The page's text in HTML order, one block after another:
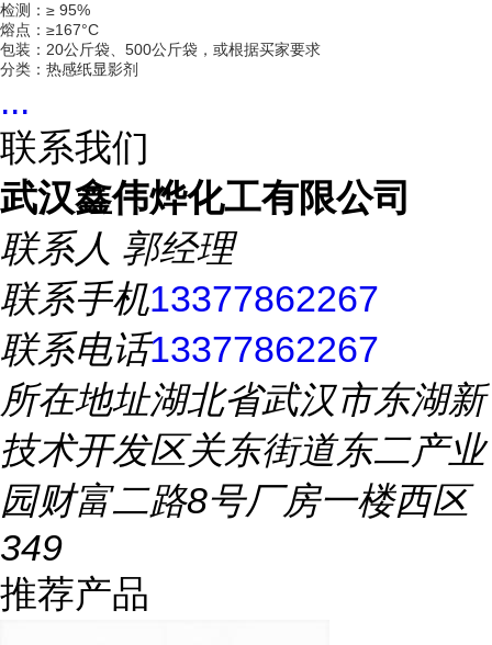
检测：≥ 95%
熔点：≥167°C
包装：20公斤袋、500公斤袋，或根据买家要求
分类：热感纸显影剂
...
联系我们
武汉鑫伟烨化工有限公司
联系人 郭经理
联系手机13377862267
联系电话13377862267
所在地址湖北省武汉市东湖新
技术开发区关东街道东二产业
园财富二路8号厂房一楼西区
349
推荐产品